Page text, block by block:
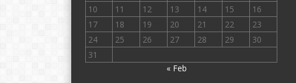
10
11 12 13 14 15
16
17
18 19 20 21 22
23
24
25 26 27 28 29
30
31
« Feb